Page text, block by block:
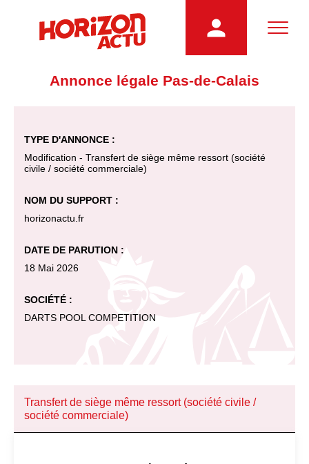
Annonce légale Pas-de-Calais
TYPE D'ANNONCE :
Modification - Transfert de siège même ressort (société
civile / société commerciale)
NOM DU SUPPORT :
horizonactu.fr
DATE DE PARUTION :
18 Mai 2026
SOCIÉTÉ :
DARTS POOL COMPETITION
Transfert de siège même ressort (société civile /
société commerciale)